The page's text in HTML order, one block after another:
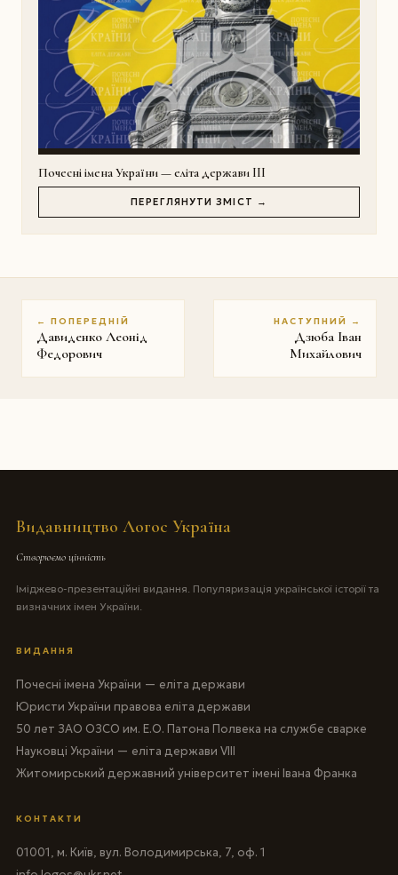
Почесні імена України — еліта держави III
ПЕРЕГЛЯНУТИ ЗМІСТ →
← ПОПЕРЕДНІЙ
Давиденко Леонід
Федорович
НАСТУПНИЙ →
Дзюба Іван
Михайлович
Видавництво Логос Україна
Створюємо цінність
Іміджево-презентаційні видання. Популяризація української історії та
визначних імен України.
ВИДАННЯ
Почесні імена України — еліта держави
Юристи України правова еліта держави
50 лет ЗАО ОЗСО им. Е.О. Патона Полвека на службе сварке
Науковці України — еліта держави VIII
Житомирський державний університет імені Івана Франка
КОНТАКТИ
01001, м. Київ, вул. Володимирська, 7, оф. 1